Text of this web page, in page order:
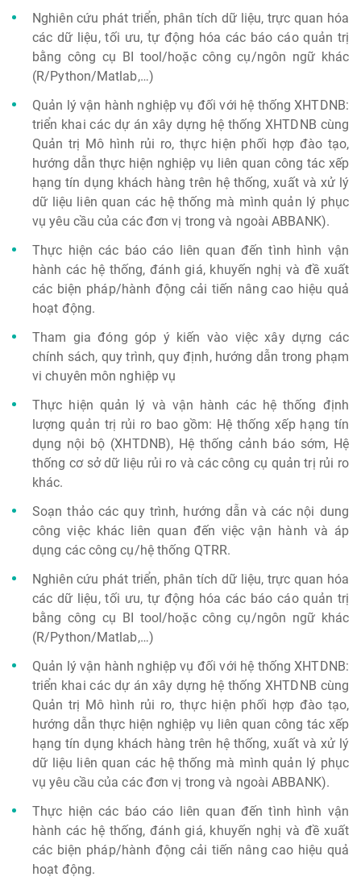
Nghiên cứu phát triển, phân tích dữ liệu, trực quan hóa
các dữ liệu, tối ưu, tự động hóa các báo cáo quản trị
bằng công cụ BI tool/hoặc công cụ/ngôn ngữ khác
(R/Python/Matlab,…)
Quản lý vận hành nghiệp vụ đối với hệ thống XHTDNB:
triển khai các dự án xây dựng hệ thống XHTDNB cùng
Quản trị Mô hình rủi ro, thực hiện phối hợp đào tạo,
hướng dẫn thực hiện nghiệp vụ liên quan công tác xếp
hạng tín dụng khách hàng trên hệ thống, xuất và xử lý
dữ liệu liên quan các hệ thống mà mình quản lý phục
vụ yêu cầu của các đơn vị trong và ngoài ABBANK).
Thực hiện các báo cáo liên quan đến tình hình vận
hành các hệ thống, đánh giá, khuyến nghị và đề xuất
các biện pháp/hành động cải tiến nâng cao hiệu quả
hoạt động.
Tham gia đóng góp ý kiến vào việc xây dựng các
chính sách, quy trình, quy định, hướng dẫn trong phạm
vi chuyên môn nghiệp vụ
Thực hiện quản lý và vận hành các hệ thống định
lượng quản trị rủi ro bao gồm: Hệ thống xếp hạng tín
dụng nội bộ (XHTDNB), Hệ thống cảnh báo sớm, Hệ
thống cơ sở dữ liệu rủi ro và các công cụ quản trị rủi ro
khác.
Soạn thảo các quy trình, hướng dẫn và các nội dung
công việc khác liên quan đến việc vận hành và áp
dụng các công cụ/hệ thống QTRR.
Nghiên cứu phát triển, phân tích dữ liệu, trực quan hóa
các dữ liệu, tối ưu, tự động hóa các báo cáo quản trị
bằng công cụ BI tool/hoặc công cụ/ngôn ngữ khác
(R/Python/Matlab,…)
Quản lý vận hành nghiệp vụ đối với hệ thống XHTDNB:
triển khai các dự án xây dựng hệ thống XHTDNB cùng
Quản trị Mô hình rủi ro, thực hiện phối hợp đào tạo,
hướng dẫn thực hiện nghiệp vụ liên quan công tác xếp
hạng tín dụng khách hàng trên hệ thống, xuất và xử lý
dữ liệu liên quan các hệ thống mà mình quản lý phục
vụ yêu cầu của các đơn vị trong và ngoài ABBANK).
Thực hiện các báo cáo liên quan đến tình hình vận
hành các hệ thống, đánh giá, khuyến nghị và đề xuất
các biện pháp/hành động cải tiến nâng cao hiệu quả
hoạt động.